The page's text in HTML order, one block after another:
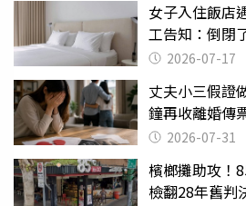
女子入住飯店
工告知：倒閉
2026-07-17
丈夫小三假證
鐘再收離婚傳
還扯2026-07-31
檳榔攤助攻！
檢翻28年舊判